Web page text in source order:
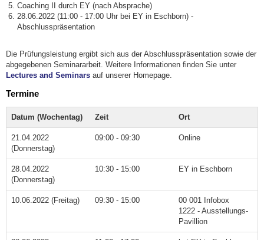
Coaching II durch EY (nach Absprache)
28.06.2022 (11:00 - 17:00 Uhr bei EY in Eschborn) -
Abschlusspräsentation
Die Prüfungsleistung ergibt sich aus der Abschlusspräsentation sowie der
abgegebenen Seminararbeit. Weitere Informationen finden Sie unter
Lectures and Seminars auf unserer Homepage.
Termine
Datum (Wochentag) Zeit Ort
21.04.2022
(Donnerstag)
09:00 - 09:30 Online
28.04.2022
(Donnerstag)
10:30 - 15:00 EY in Eschborn
10.06.2022 (Freitag) 09:30 - 15:00
00 001 Infobox
1222 - Ausstellungs-
Pavillion